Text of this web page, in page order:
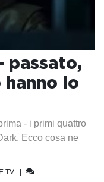
passato,
lo
- i primi quattro
Ecco cosa ne
TV |